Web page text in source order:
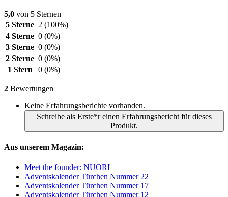
5,0 von 5 Sternen
5 Sterne 2 (100%)
4 Sterne 0 (0%)
3 Sterne 0 (0%)
2 Sterne 0 (0%)
1 Stern
0 (0%)
2 Bewertungen
Keine Erfahrungsberichte vorhanden.
Schreibe als Erste*r einen Erfahrungsbericht für dieses
Produkt.
Aus unserem Magazin:
Meet the founder: NUORI
Adventskalender Türchen Nummer 22
Adventskalender Türchen Nummer 17
Adventskalender Türchen Nummer 12